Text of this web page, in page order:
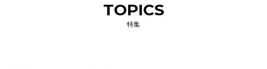
TOPICS
特集